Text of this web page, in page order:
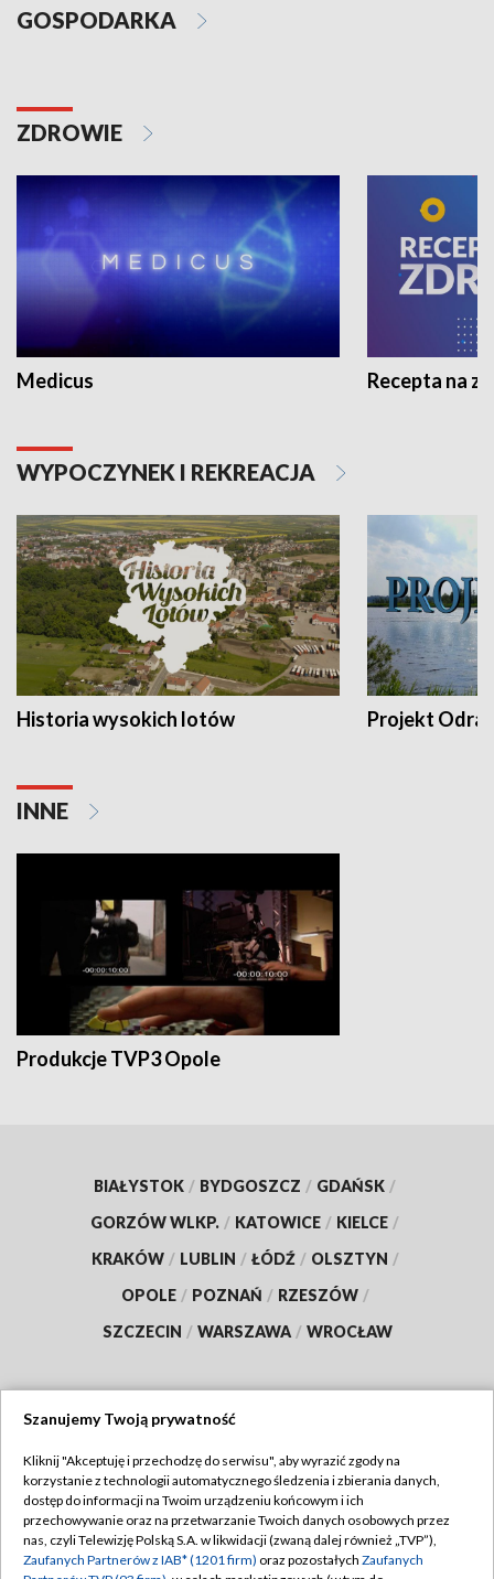
GOSPODARKA
ZDROWIE
Medicus Recepta na
WYPOCZYNEK I REKREACJA
Historia wysokich lotów Projekt Odra
INNE
Produkcje TVP3 Opole
BIAŁYSTOK / BYDGOSZCZ / GDAŃSK /
GORZÓW WLKP. / KATOWICE / KIELCE /
KRAKÓW / LUBLIN / ŁÓDŹ / OLSZTYN /
OPOLE / POZNAŃ / RZESZÓW /
SZCZECIN / WARSZAWA / WROCŁAW
TVP
Abonament TVP
Emisja w TVP
Regulamin TVP
Polityka prywatności
Szanujemy Twoją prywatność
Kliknij "Akceptuję i przechodzę do serwisu", aby wyrazić zgody na
korzystanie z technologii automatycznego śledzenia i zbierania danych,
dostęp do informacji na Twoim urządzeniu końcowym i ich
przechowywanie oraz na przetwarzanie Twoich danych osobowych przez
nas, czyli Telewizję Polską S.A. w likwidacji (zwaną dalej również „TVP”),
Zaufanych Partnerów z IAB* (1201 firm) oraz pozostałych Zaufanych